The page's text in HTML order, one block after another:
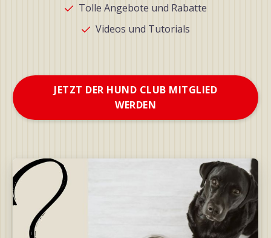
Tolle Angebote und Rabatte
Videos und Tutorials
JETZT DER HUND CLUB MITGLIED
WERDEN